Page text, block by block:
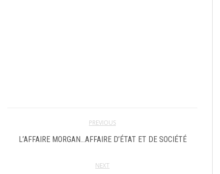
PREVIOUS
L’AFFAIRE MORGAN…AFFAIRE D’ÉTAT ET DE SOCIÉTÉ
NEXT